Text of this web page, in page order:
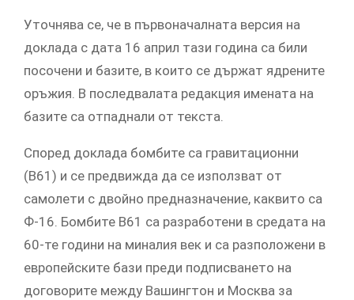
Уточнява се, че в първоначалната версия на
доклада с дата 16 април тази година са били
посочени и базите, в които се държат ядрените
оръжия. В последвалата редакция имената на
базите са отпаднали от текста.
Според доклада бомбите са гравитационни
(В61) и се предвижда да се използват от
самолети с двойно предназначение, каквито са
Ф-16. Бомбите В61 са разработени в средата на
60-те години на миналия век и са разположени в
европейските бази преди подписването на
договорите между Вашингтон и Москва за